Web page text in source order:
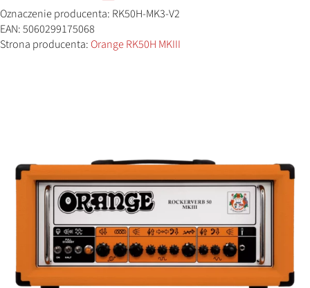
Oznaczenie producenta: RK50H-MK3-V2
EAN: 5060299175068
Strona producenta:Orange RK50H MKIII